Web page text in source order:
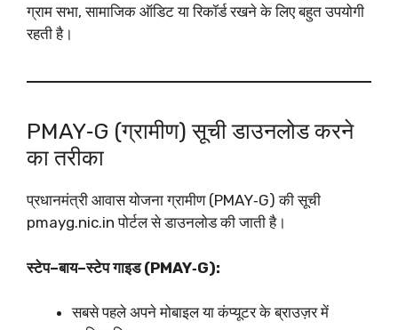
ग्राम सभा, सामाजिक ऑडिट या रिकॉर्ड रखने के लिए बहुत उपयोगी
रहती है।
PMAY‑G (ग्रामीण) सूची डाउनलोड करने
का तरीका
प्रधानमंत्री आवास योजना ग्रामीण (PMAY‑G) की सूची
pmayg.nic.in पोर्टल से डाउनलोड की जाती है।
स्टेप–बाय–स्टेप गाइड (PMAY‑G):
सबसे पहले अपने मोबाइल या कंप्यूटर के ब्राउज़र में